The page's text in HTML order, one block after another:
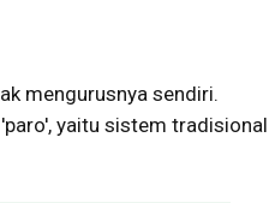
mengurusnya sendiri.
yaitu sistem tradisional